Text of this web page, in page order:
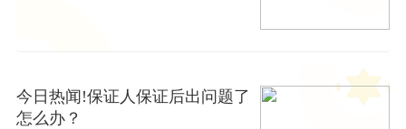
今日热闻!保证人保证后出问题了
怎么办？